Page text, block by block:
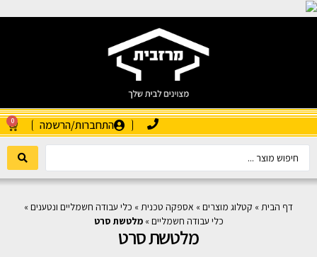
התחברות/הרשמה 0
דף הבית» קטלוג מוצרים» אספקה טכנית» כלי עבודה חשמליים ונטענים»
כלי עבודה חשמליים»מלטשת סרט
מלטשת סרט